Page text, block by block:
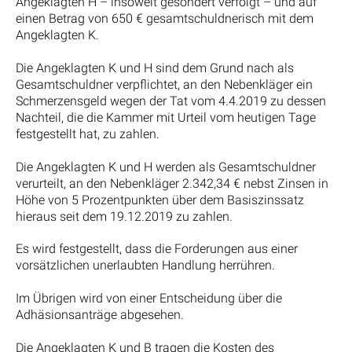
einen Betrag von 650 € gesamtschuldnerisch mit dem
Angeklagten K.
Die Angeklagten K und H sind dem Grund nach als
Gesamtschuldner verpflichtet, an den Nebenkläger ein
Schmerzensgeld wegen der Tat vom 4.4.2019 zu dessen
Nachteil, die die Kammer mit Urteil vom heutigen Tage
festgestellt hat, zu zahlen.
Die Angeklagten K und H werden als Gesamtschuldner
verurteilt, an den Nebenkläger 2.342,34 € nebst Zinsen in
Höhe von 5 Prozentpunkten über dem Basiszinssatz
hieraus seit dem 19.12.2019 zu zahlen.
Es wird festgestellt, dass die Forderungen aus einer
vorsätzlichen unerlaubten Handlung herrühren.
Im Übrigen wird von einer Entscheidung über die
Adhäsionsanträge abgesehen.
Die Angeklagten K und B tragen die Kosten des